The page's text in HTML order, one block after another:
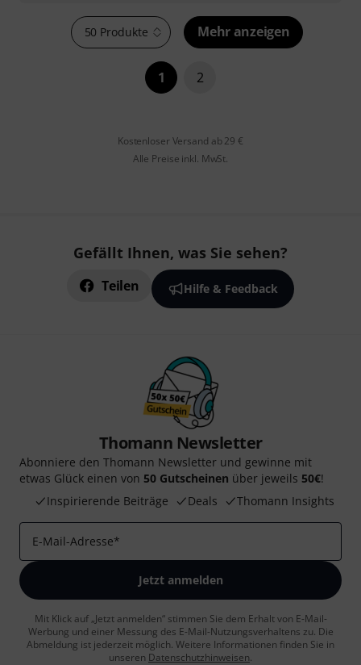
50 Produkte Mehr anzeigen
1 2
Kostenloser Versand ab 29 €
Alle Preise inkl. MwSt.
Gefällt Ihnen, was Sie sehen?
Teilen Hilfe & Feedback
Thomann Newsletter
Abonniere den Thomann Newsletter und gewinne mit
etwas Glück einen von 50 Gutscheinen über jeweils 50€!
Inspirierende Beiträge
Deals Thomann Insights
E-Mail-Adresse*
Jetzt anmelden
Mit Klick auf „Jetzt anmelden“ stimmen Sie dem Erhalt von E-Mail-
Werbung und einer Messung des E-Mail-Nutzungsverhaltens zu. Die
Abmeldung ist jederzeit möglich. Weitere Informationen finden Sie in
unseren Datenschutzhinweisen.